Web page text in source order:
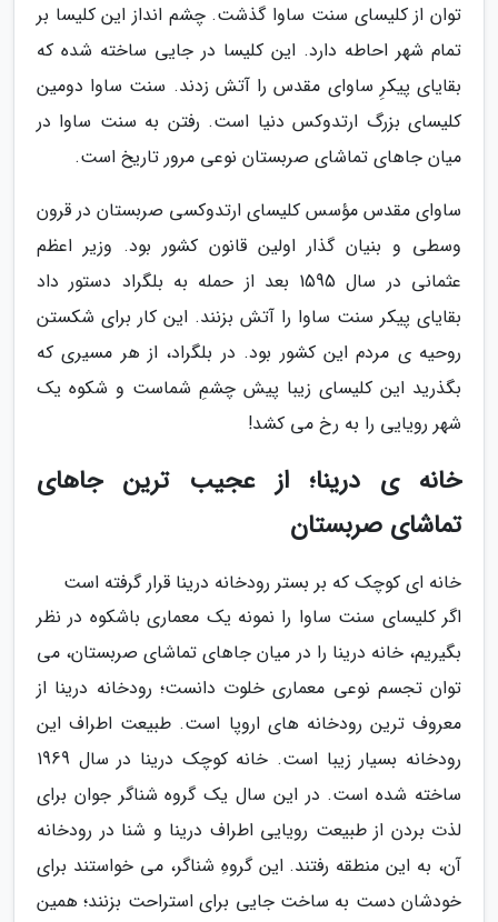
توان از کلیسای سنت ساوا گذشت. چشم انداز این کلیسا بر
تمام شهر احاطه دارد. این کلیسا در جایی ساخته شده که
بقایای پیکرِ ساوای مقدس را آتش زدند. سنت ساوا دومین
کلیسای بزرگ ارتدوکس دنیا است. رفتن به سنت ساوا در
میان جاهای تماشای صربستان نوعی مرور تاریخ است.
ساوای مقدس مؤسس کلیسای ارتدوکسی صربستان در قرون
وسطی و بنیان گذار اولین قانون کشور بود. وزیر اعظم
عثمانی در سال 1595 بعد از حمله به بلگراد دستور داد
بقایای پیکر سنت ساوا را آتش بزنند. این کار برای شکستن
روحیه ی مردم این کشور بود. در بلگراد، از هر مسیری که
بگذرید این کلیسای زیبا پیش چشمِ شماست و شکوه یک
شهر رویایی را به رخ می کشد!
خانه ی درینا؛ از عجیب ترین جاهای
تماشای صربستان
خانه ای کوچک که بر بستر رودخانه درینا قرار گرفته است
اگر کلیسای سنت ساوا را نمونه یک معماری باشکوه در نظر
بگیریم، خانه درینا را در میان جاهای تماشای صربستان، می
توان تجسم نوعی معماری خلوت دانست؛ رودخانه درینا از
معروف ترین رودخانه های اروپا است. طبیعت اطراف این
رودخانه بسیار زیبا است. خانه کوچک درینا در سال 1969
ساخته شده است. در این سال یک گروه شناگر جوان برای
لذت بردن از طبیعت رویایی اطراف درینا و شنا در رودخانه
آن، به این منطقه رفتند. این گروهِ شناگر، می خواستند برای
خودشان دست به ساخت جایی برای استراحت بزنند؛ همین